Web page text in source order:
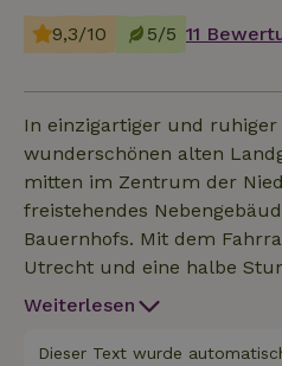
9,3/10 5/5 11
In einzigartiger und ruhiger
wunderschönen alten
mitten im Zentrum der
freistehendes
Bauernhofs. Mit dem
Utrecht und eine halbe
Amsterdam zu erreichen,
ausgestattet für einen
Weiterlesen
Dieser Text wurde